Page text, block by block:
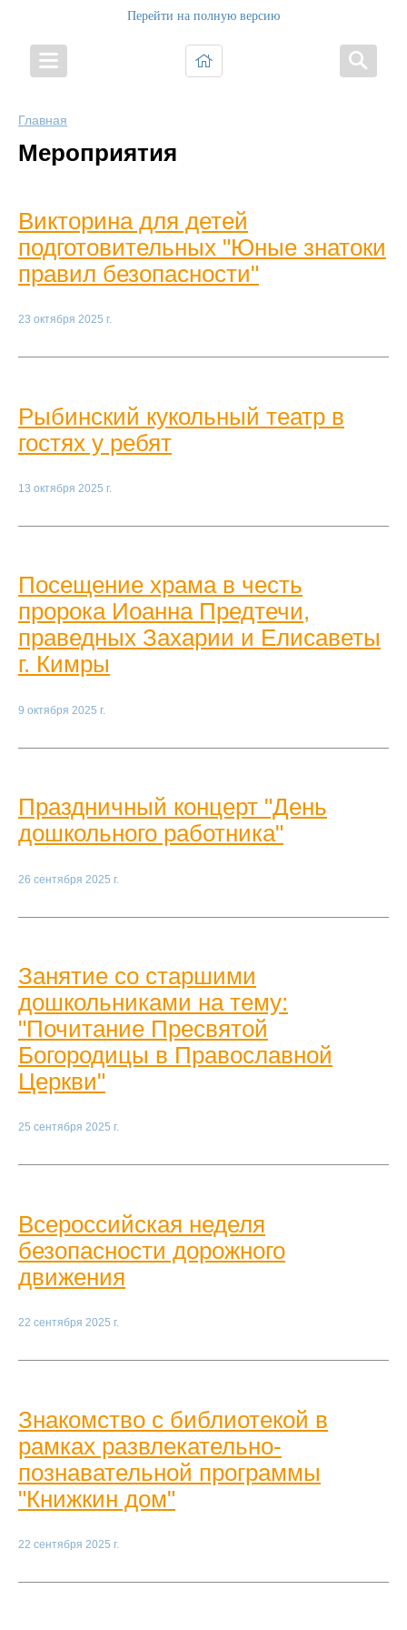
Перейти на полную версию
Главная
Мероприятия
Викторина для детей
подготовительных "Юные знатоки
правил безопасности"
23 октября 2025 г.
Рыбинский кукольный театр в
гостях у ребят
13 октября 2025 г.
Посещение храма в честь
пророка Иоанна Предтечи,
праведных Захарии и Елисаветы
г. Кимры
9 октября 2025 г.
Праздничный концерт "День
дошкольного работника"
26 сентября 2025 г.
Занятие со старшими
дошкольниками на тему:
"Почитание Пресвятой
Богородицы в Православной
Церкви"
25 сентября 2025 г.
Всероссийская неделя
безопасности дорожного
движения
22 сентября 2025 г.
Знакомство с библиотекой в
рамках развлекательно-
познавательной программы
"Книжкин дом"
22 сентября 2025 г.